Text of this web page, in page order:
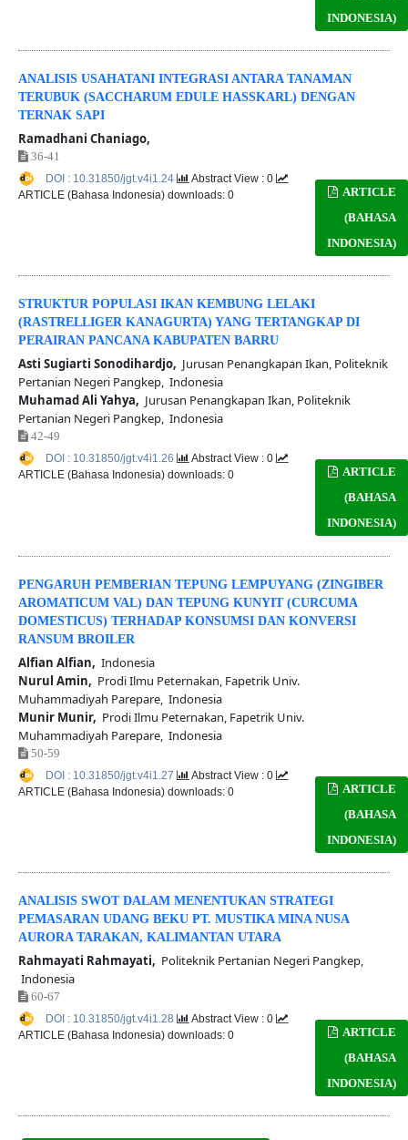
INDONESIA)
ANALISIS USAHATANI INTEGRASI ANTARA TANAMAN
TERUBUK (SACCHARUM EDULE HASSKARL) DENGAN
TERNAK SAPI
Ramadhani Chaniago,
36-41
ARTICLE
(BAHASA
INDONESIA)
DOI : 10.31850/jgt.v4i1.24
Abstract View : 0
ARTICLE (Bahasa Indonesia) downloads: 0
STRUKTUR POPULASI IKAN KEMBUNG LELAKI
(RASTRELLIGER KANAGURTA) YANG TERTANGKAP DI
PERAIRAN PANCANA KABUPATEN BARRU
Asti Sugiarti Sonodihardjo, Jurusan Penangkapan Ikan, Politeknik
Pertanian Negeri Pangkep, Indonesia
Muhamad Ali Yahya, Jurusan Penangkapan Ikan, Politeknik
Pertanian Negeri Pangkep, Indonesia
42-49
ARTICLE
(BAHASA
INDONESIA)
DOI : 10.31850/jgt.v4i1.26
Abstract View : 0
ARTICLE (Bahasa Indonesia) downloads: 0
PENGARUH PEMBERIAN TEPUNG LEMPUYANG (ZINGIBER
AROMATICUM VAL) DAN TEPUNG KUNYIT (CURCUMA
DOMESTICUS) TERHADAP KONSUMSI DAN KONVERSI
RANSUM BROILER
Alfian Alfian, Indonesia
Nurul Amin, Prodi Ilmu Peternakan, Fapetrik Univ.
Muhammadiyah Parepare, Indonesia
Munir Munir, Prodi Ilmu Peternakan, Fapetrik Univ.
Muhammadiyah Parepare, Indonesia
50-59
ARTICLE
(BAHASA
INDONESIA)
DOI : 10.31850/jgt.v4i1.27
Abstract View : 0
ARTICLE (Bahasa Indonesia) downloads: 0
ANALISIS SWOT DALAM MENENTUKAN STRATEGI
PEMASARAN UDANG BEKU PT. MUSTIKA MINA NUSA
AURORA TARAKAN, KALIMANTAN UTARA
Rahmayati Rahmayati, Politeknik Pertanian Negeri Pangkep,
Indonesia
60-67
ARTICLE
(BAHASA
INDONESIA)
DOI : 10.31850/jgt.v4i1.28
Abstract View : 0
ARTICLE (Bahasa Indonesia) downloads: 0